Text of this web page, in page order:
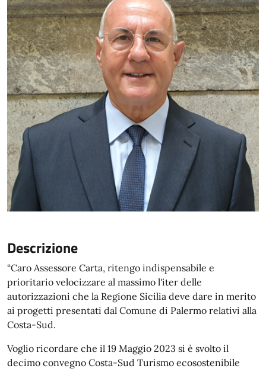
Descrizione
“Caro Assessore Carta, ritengo indispensabile e
prioritario velocizzare al massimo l'iter delle
autorizzazioni che la Regione Sicilia deve dare in merito
ai progetti presentati dal Comune di Palermo relativi alla
Costa-Sud.
Voglio ricordare che il 19 Maggio 2023 si è svolto il
decimo convegno Costa-Sud Turismo ecosostenibile